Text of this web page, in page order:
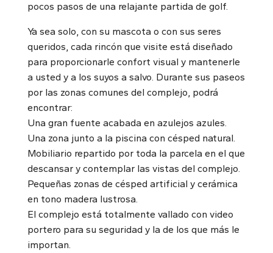
pocos pasos de una relajante partida de golf.
Ya sea solo, con su mascota o con sus seres
queridos, cada rincón que visite está diseñado
para proporcionarle confort visual y mantenerle
a usted y a los suyos a salvo. Durante sus paseos
por las zonas comunes del complejo, podrá
encontrar:
Una gran fuente acabada en azulejos azules.
Una zona junto a la piscina con césped natural.
Mobiliario repartido por toda la parcela en el que
descansar y contemplar las vistas del complejo.
Pequeñas zonas de césped artificial y cerámica
en tono madera lustrosa.
El complejo está totalmente vallado con video
portero para su seguridad y la de los que más le
importan.